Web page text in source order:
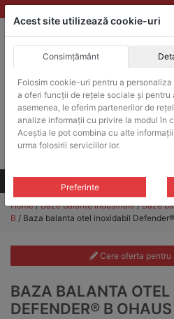
Skip
to
ACHIZITII PUBLICE
Produsele pot fi achizitionate
Products
search
Toate produsele
Home/Baze balante industriale/Baze
B / Baza balanta otel inoxidabil
Cere oferta pentru
BAZA BALANTA OTEL
DEFENDER® B
Acest site utilizează cookie-uri
Consimțământ
Folosim cookie-uri pentru a
a oferi funcții de rețele sociale și
asemenea, le oferim partenerilor de
analize informații cu privire la modul în
Aceștia le pot combina cu alte
urma folosirii serviciilor lor.
Preferinte